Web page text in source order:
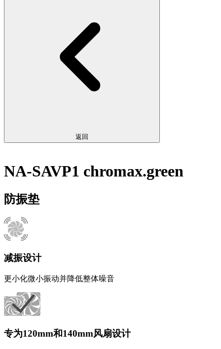
返回
NA-SAVP1 chromax.green
防振垫
减振设计
更小化微小振动并降低整体噪音
专为120mm和140mm风扇设计